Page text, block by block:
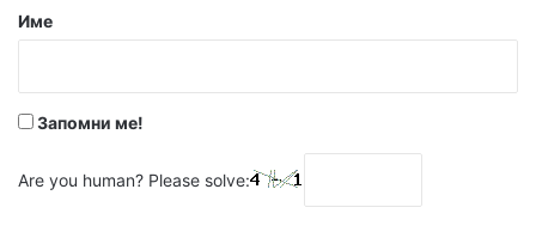
р
Име
Запомни ме!
Are you human? Please solve: